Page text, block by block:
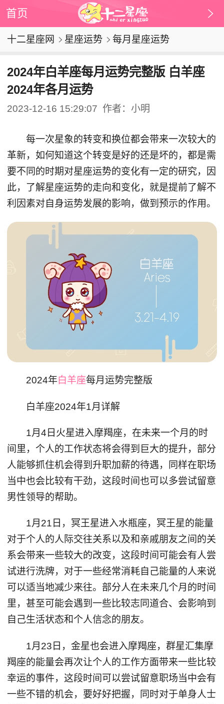
首页
十二星座网 星座运势 每月星座运势
2024年白羊座每月运势完整版 白羊座
2024年各月运势
2023-12-16 15:29:07 作者：小明
每一次星象的转变和换位都会带来一次较大的
革新，如何知道这个转变是好的还是坏的，都是需
要不同的时期对星座运势的变化有一定的研究，因
此，了解星座运势的走向和变化，就是提前了解不
利因素对自身运势发展的影响，做到预示的作用。
2024年白羊座每月运势完整版
白羊座2024年1月详解
1月4日火星进入摩羯座，在未来一个月的时
间里，个人的工作状态将会得到巨大的提升，部分
人能够抓住机会得到升职加薪的待遇，同样在职场
当中也会比较有干劲，这段时间也可以多尝试留意
男性领导的帮助。
1月21日，冥王星进入水瓶座，冥王星的能量
对于个人的人际交往关系以及和亲戚朋友之间的关
系会带来一些较大的改变，这段时间可能会有人尝
试进行洗牌，对于一些经常消耗自己能量的人来说
可以适当地减少来往。部分人在未来几个月的时间
里，甚至可能会遇到一些比较志同道合、会影响到
自己生活状态和个人信念的朋友。
1月23日，金星也会进入摩羯座，群星汇集摩
羯座的能量会再次让个人的工作方面带来一些比较
幸运的事件，这段时间可以尝试留意职场当中会有
一些不错的机会，要好好把握，同时对于单身人士